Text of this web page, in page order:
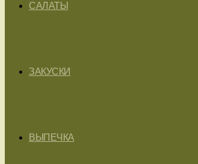
САЛАТЫ
ЗАКУСКИ
ВЫПЕЧКА